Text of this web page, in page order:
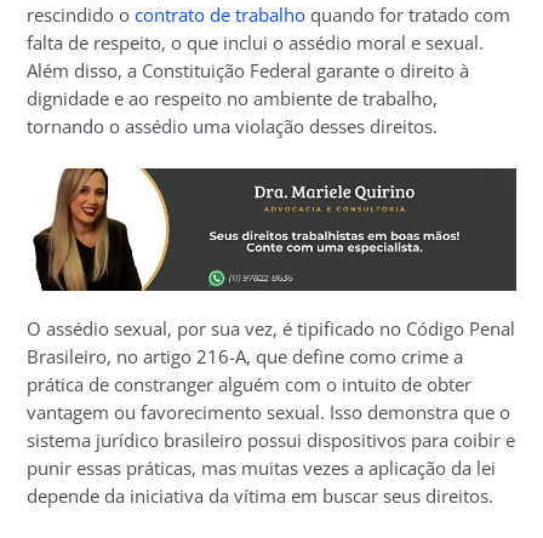
rescindido ocontrato de trabalho quando for tratado com
falta de respeito, o que inclui o assédio moral e sexual.
Além disso, a Constituição Federal garante o direito à
dignidade e ao respeito no ambiente de trabalho,
tornando o assédio uma violação desses direitos.
O assédio sexual, por sua vez, é tipificado no Código Penal
Brasileiro, no artigo 216-A, que define como crime a
prática de constranger alguém com o intuito de obter
vantagem ou favorecimento sexual. Isso demonstra que o
sistema jurídico brasileiro possui dispositivos para coibir e
punir essas práticas, mas muitas vezes a aplicação da lei
depende da iniciativa da vítima em buscar seus direitos.